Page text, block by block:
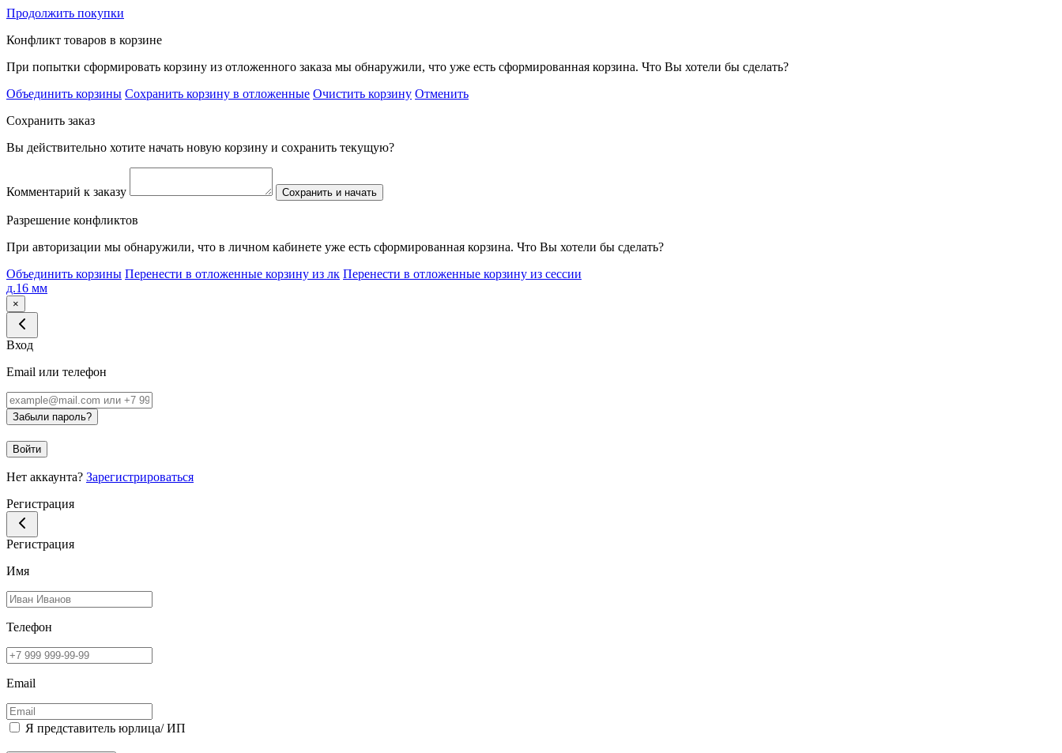
Продолжить покупки
Конфликт товаров в корзине
При попытки сформировать корзину из отложенного заказа мы обнаружили, что уже есть сформированная корзина. Что Вы хотели бы сделать?
Объединить корзины Сохранить корзину в отложенные Очистить корзину Отменить
Сохранить заказ
Вы действительно хотите начать новую корзину и сохранить текущую?
Комментарий к заказу Сохранить и начать
Разрешение конфликтов
При авторизации мы обнаружили, что в личном кабинете уже есть сформированная корзина. Что Вы хотели бы сделать?
Объединить корзины Перенести в отложенные корзину из лк Перенести в отложенные корзину из сессии
д.16 мм
×
Вход
Email или телефон
Забыли пароль?
Войти
Нет аккаунта? Зарегистрироваться
Регистрация
Регистрация
Имя
Телефон
Email
Я представитель юрлица/ ИП